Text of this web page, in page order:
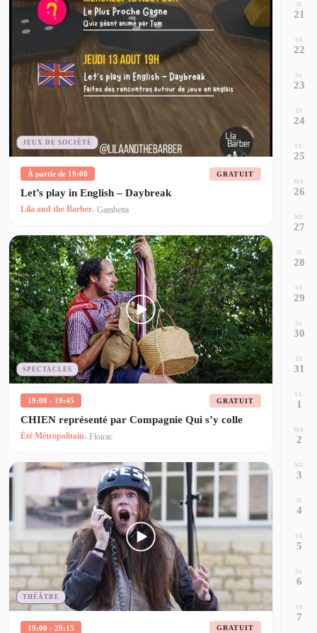
JEUX DE SOCIÉTÉ
À partir de 19:00 GRATUIT
Let’s play in English – Daybreak
Lila and the Barber- Gambetta
SPECTACLES
19:00 - 19:45 GRATUIT
CHIEN représenté par Compagnie Qui s’y colle
Été Métropolitain- Floirac
THÉÂTRE
19:00 - 20:15 GRATUIT
JE
21
VE
22
SA
23
DI
24
LU
25
MA
26
ME
27
JE
28
VE
29
SA
30
DI
31
LU
1
MA
2
ME
3
JE
4
VE
5
SA
6
DI
7